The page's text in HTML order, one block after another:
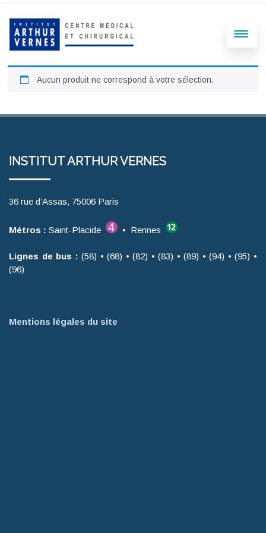
Aucun produit ne correspond à votre sélection.
INSTITUT ARTHUR VERNES
36 rue d’Assas, 75006 Paris
Métros : Saint-Placide • Rennes
Lignes de bus : (58) • (68) • (82) • (83) • (89) • (94) • (95) •
(96)
Mentions légales du site